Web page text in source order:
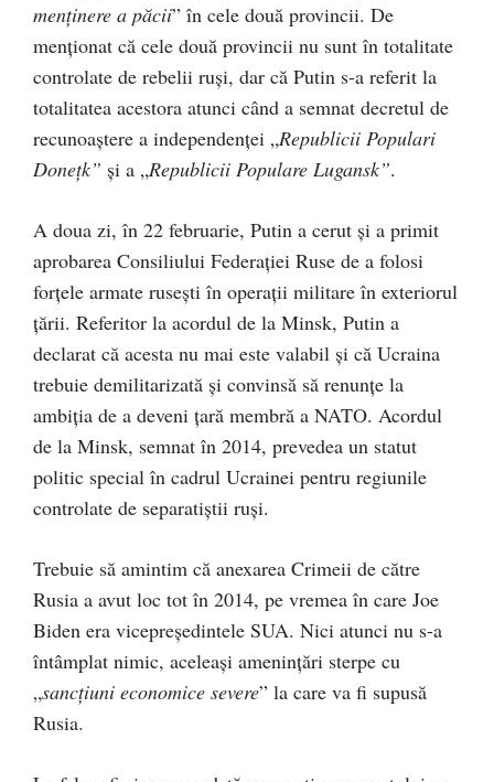
menținere a păcii” în cele două provincii. De
menționat că cele două provincii nu sunt în totalitate
controlate de rebelii ruși, dar că Putin s-a referit la
totalitatea acestora atunci când a semnat decretul de
recunoaștere a independenței „Republicii Populari
Donețk” și a „Republicii Populare Lugansk”.
A doua zi, în 22 februarie, Putin a cerut și a primit
aprobarea Consiliului Federației Ruse de a folosi
forțele armate rusești în operații militare în exteriorul
țării. Referitor la acordul de la Minsk, Putin a
declarat că acesta nu mai este valabil și că Ucraina
trebuie demilitarizată și convinsă să renunțe la
ambiția de a deveni țară membră a NATO. Acordul
de la Minsk, semnat în 2014, prevedea un statut
politic special în cadrul Ucrainei pentru regiunile
controlate de separatiștii ruși.
Trebuie să amintim că anexarea Crimeii de către
Rusia a avut loc tot în 2014, pe vremea în care Joe
Biden era vicepreședintele SUA. Nici atunci nu s-a
întâmplat nimic, aceleași amenințări sterpe cu
„sancțiuni economice severe” la care va fi supusă
Rusia.